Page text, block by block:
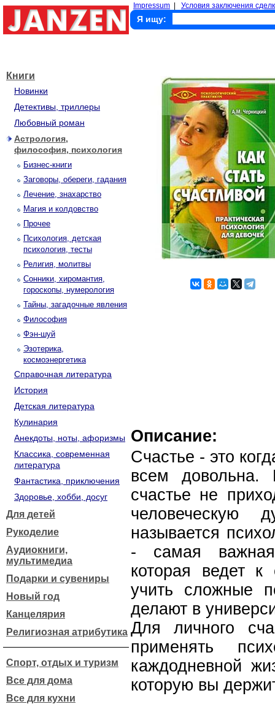
Impressum Условия заключения
Я ищу:
Книги
Новинки
Детективы, триллеры
Любовный роман
Астрология,
философия, психология
Бизнес-книги
Заговоры, обереги, гадания
Лечение, знахарство
Магия и колдовство
Прочее
Психология, детская
психология, тесты
Религия, молитвы
Сонники, хиромантия,
гороскопы, нумерология
Тайны, загадочные явления
Философия
Фэн-шуй
Эзотерика,
космоэнергетика
Справочная литература
История
Детская литература
Кулинария
Анекдоты, ноты, афоризмы
Классика, современная
литература
Фантастика, приключения
Здоровье, хобби, досуг
Для детей
Рукоделие
Аудиокниги,
мультимедиа
Подарки и сувениры
Новый год
Канцелярия
Религиозная атрибутика
Спорт, отдых и туризм
Все для дома
Все для кухни
Описание:
Счастье - это
всем
счастье не
называется
- самая
которая ведет к
учить сложные
делают в
Для личного
применять
каждодневной
которую вы